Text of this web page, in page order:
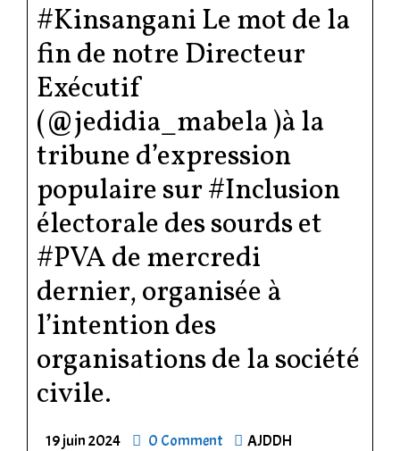
#Kinsangani Le mot de la
fin de notre Directeur
Exécutif
(@jedidia_mabela )à la
tribune d’expression
populaire sur #Inclusion
électorale des sourds et
#PVA de mercredi
dernier, organisée à
l’intention des
organisations de la société
civile.
19 juin 2024 0 Comment AJDDH